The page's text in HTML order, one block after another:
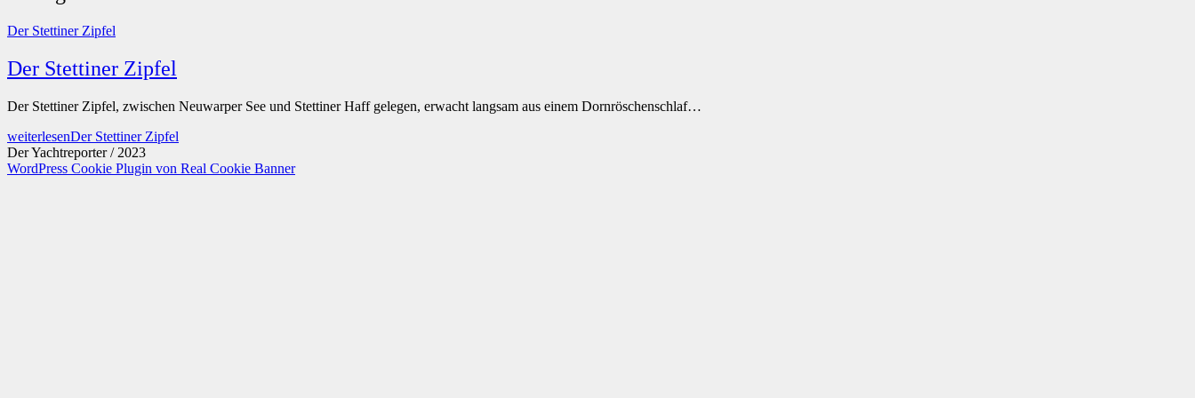
Der Stettiner Zipfel
Der Stettiner Zipfel
Der Stettiner Zipfel, zwischen Neuwarper See und Stettiner Haff gelegen, erwacht langsam aus einem Dornröschenschlaf…
weiterlesenDer Stettiner Zipfel
Der Yachtreporter / 2023
WordPress Cookie Plugin von Real Cookie Banner